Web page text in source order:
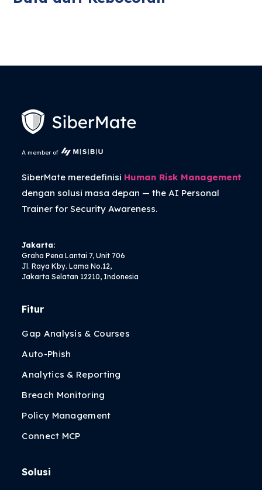
A member of
SiberMate meredefinisi Human Risk Management
dengan solusi masa depan — theAI Personal
Trainerfor Security Awareness.
Jakarta:
Graha Pena Lantai 7, Unit 706
Jl. Raya Kby. Lama No.12,
Jakarta Selatan 12210, Indonesia
Fitur
Gap Analysis & Courses
Auto-Phish
Analytics & Reporting
Breach Monitoring
Policy Management
Connect MCP
Solusi